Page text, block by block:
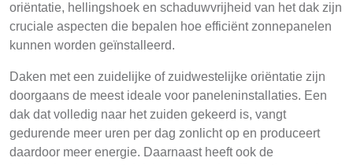
oriëntatie, hellingshoek en schaduwvrijheid van het dak zijn
cruciale aspecten die bepalen hoe efficiënt zonnepanelen
kunnen worden geïnstalleerd.
Daken met een zuidelijke of zuidwestelijke oriëntatie zijn
doorgaans de meest ideale voor paneleninstallaties. Een
dak dat volledig naar het zuiden gekeerd is, vangt
gedurende meer uren per dag zonlicht op en produceert
daardoor meer energie. Daarnaast heeft ook de